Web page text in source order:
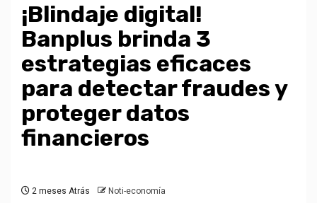
¡Blindaje digital!
Banplus brinda 3
estrategias eficaces
para detectar fraudes y
proteger datos
financieros
2 meses Atrás Noti-economía